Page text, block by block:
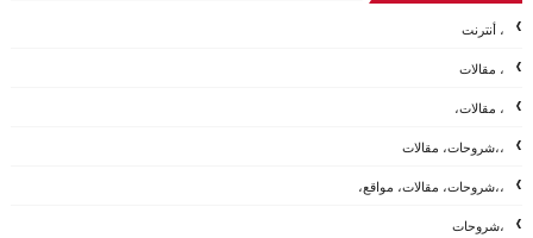
، أنترنت
، مقالات
، مقالات،
،،شروحات، مقالات
،،شروحات، مقالات، مواقع،
،شروحات